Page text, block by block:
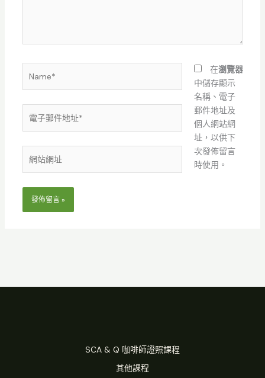
地
*
站
在瀏覽器
中儲存顯示
名稱、電子
郵件地址及
個人網站網
址，以供下
次發佈留言
時使用。
SCA & Q 咖啡師證照課程
其他課程